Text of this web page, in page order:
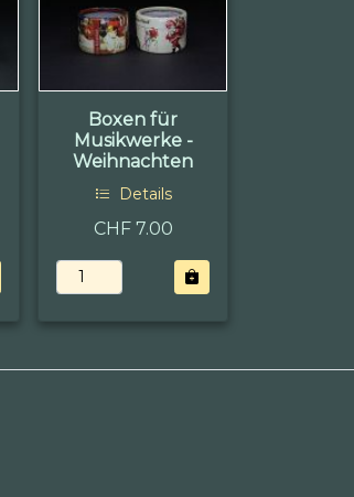
Boxen für
Musikwerke -
Weihnachten
Details
CHF 7.00